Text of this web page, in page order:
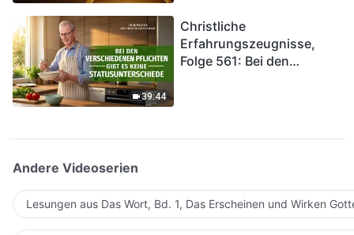
39:44
Christliche
Erfahrungszeugnisse,
Folge 561: Bei den
Andere Videoserien
Lesungen aus Das Wort, Bd. 1, Das Erscheinen und Wirken